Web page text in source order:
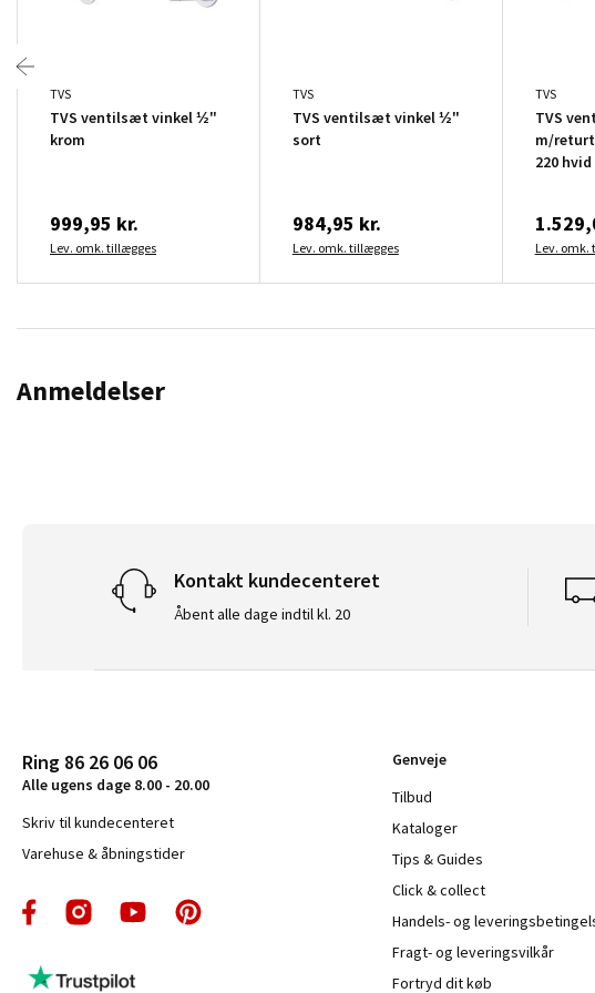
TVS
TVS ventilsæt vinkel ½"
krom
999,95 kr.
Lev. omk. tillægges
TVS
TVS ventilsæt vinkel ½"
sort
984,95 kr.
Lev. omk. tillægges
TVS
TVS
m/
220 hvid
Lev. omk.
Anmeldelser
Kontakt kundecenteret
Åbent alle dage indtil kl. 20
Ring 86 26 06 06
Alle ugens dage 8.00 - 20.00
Skriv til kundecenteret
Varehuse & åbningstider
Genveje
Tilbud
Kataloger
Tips & Guides
Click & collect
Handels- og
Fragt- og leveringsvilkår
Fortryd dit køb